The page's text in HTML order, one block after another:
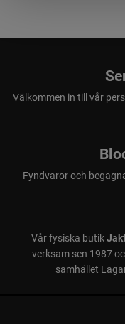
Välkommen in till vår
Fyndvaror och
Vår fysiska butik
verksam sen 1987
samhället